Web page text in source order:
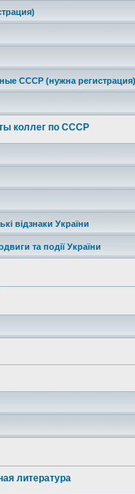
СССР (нужна регистрация)
коллег по СССР
відзнаки України
та події України
литература